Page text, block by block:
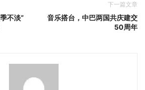
不淡”
下一篇文章
音乐搭台，中巴两国共庆建交
50周年